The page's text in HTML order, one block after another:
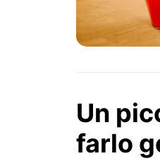
Un
farlo